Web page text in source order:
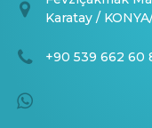
Karatay /
+90 539 662 60